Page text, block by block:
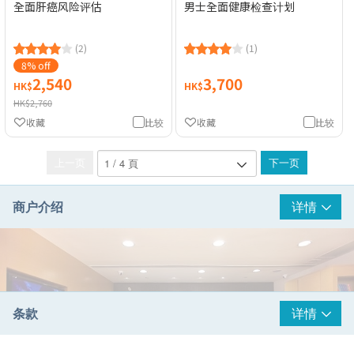
全面肝癌风险评估
(2)
8% off
HK$2,540
HK$2,760
比较
收藏
男士全面健康检查计划
(1)
HK$3,700
比较
收藏
下一页
商户介绍 详情
条款 详情